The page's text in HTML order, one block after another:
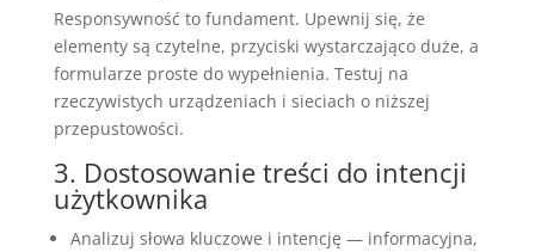
Responsywność to fundament. Upewnij się, że
elementy są czytelne, przyciski wystarczająco duże, a
formularze proste do wypełnienia. Testuj na
rzeczywistych urządzeniach i sieciach o niższej
przepustowości.
3. Dostosowanie treści do intencji
użytkownika
Analizuj słowa kluczowe i intencję — informacyjna,